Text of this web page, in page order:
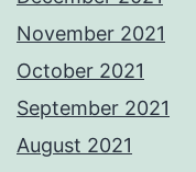
November 2021
October 2021
September 2021
August 2021